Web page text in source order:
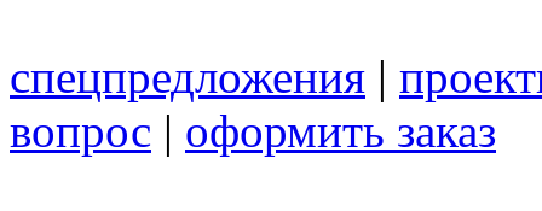
спецпредложения |
вопрос | оформить заказ